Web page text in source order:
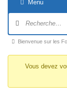
Menu
forum
Fil Bienvenue sur les
Vous devez